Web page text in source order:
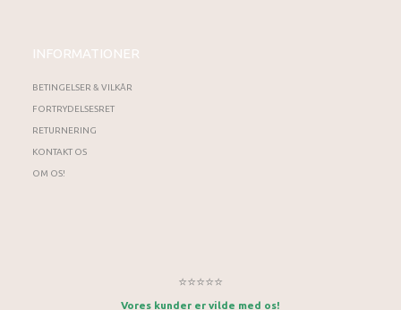
INFORMATIONER
BETINGELSER & VILKÅR
FORTRYDELSESRET
RETURNERING
KONTAKT OS
OM OS!
⭐⭐⭐⭐⭐
Vores kunder er vilde med os!